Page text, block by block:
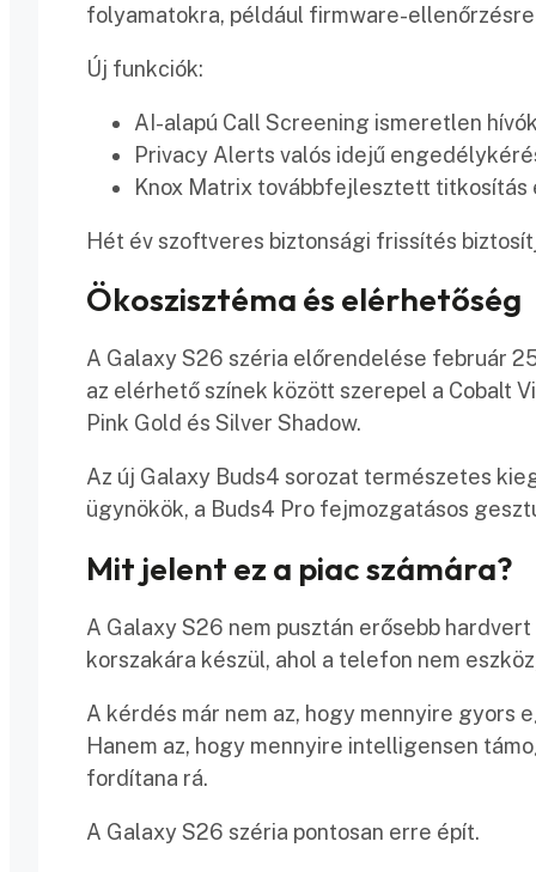
folyamatokra, például firmware-
Új funkciók:
AI-alapú Call Screening ismeretlen
Privacy Alerts valós idejű
Knox Matrix továbbfejlesztett titkosítás
Hét év szoftveres biztonsági frissítés
Ökoszisztéma és elérhetőség
A Galaxy S26 széria előrendelése február
az elérhető színek között szerepel a Cobalt
Pink Gold és Silver Shadow.
Az új Galaxy Buds4 sorozat természetes
ügynökök, a Buds4 Pro fejmozgatásos
Mit jelent ez a piac számára?
A Galaxy S26 nem pusztán erősebb
korszakára készül, ahol a telefon nem
A kérdés már nem az, hogy mennyire gyors
Hanem az, hogy mennyire intelligensen
fordítana rá.
A Galaxy S26 széria pontosan erre épít.